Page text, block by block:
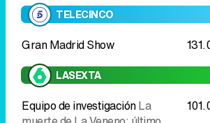
Equipo de investigaciónLa
muerte de La Veneno: último
capítulo